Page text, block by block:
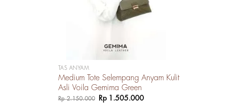
TAS ANYAM
Medium Tote Selempang Anyam Kulit
Asli Voila Gemima Green
Rp2.150.000
Harga
aslinya
Rp1.505.000Harga